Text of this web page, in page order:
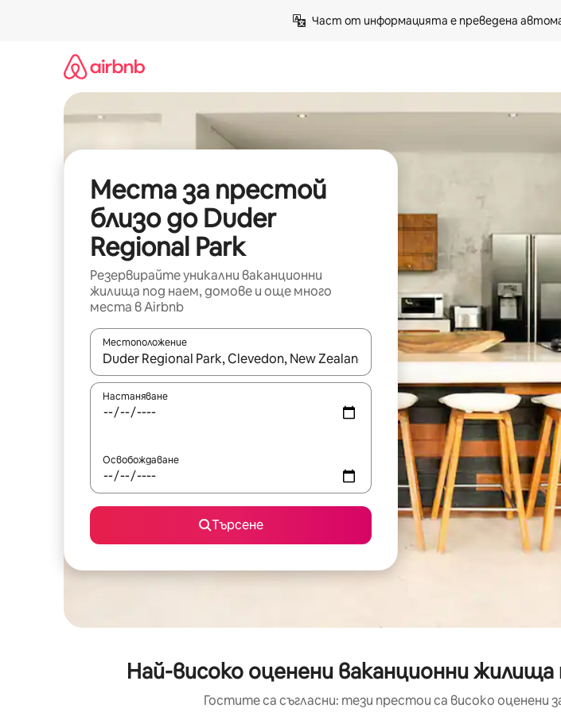
Част от информацията е преведена
Места за престой
близо до Duder
Regional Park
Резервирайте уникални ваканционни
жилища под наем, домове и още много
места в Airbnb
Местоположение
Когато резултатите се покажат, използвайте клавишите със стрелки нагоре и
Настаняване
Освобождаване
Търсене
Най-високо оценени ваканционни
Гостите са съгласни: тези престои са високо